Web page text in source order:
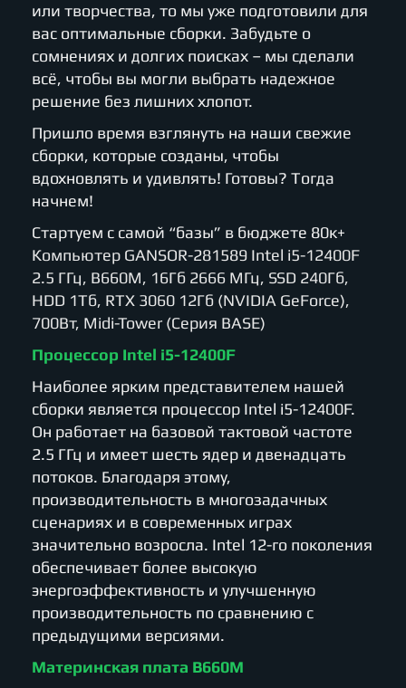
или творчества, то мы уже подготовили для
вас оптимальные сборки. Забудьте о
сомнениях и долгих поисках – мы сделали
всё, чтобы вы могли выбрать надежное
решение без лишних хлопот.
Пришло время взглянуть на наши свежие
сборки, которые созданы, чтобы
вдохновлять и удивлять! Готовы? Тогда
начнем!
Стартуем с самой “базы” в бюджете 80к+
Компьютер GANSOR-281589 Intel i5-12400F
2.5 ГГц, B660M, 16Гб 2666 МГц, SSD 240Гб,
HDD 1Тб, RTX 3060 12Гб (NVIDIA GeForce),
700Вт, Midi-Tower (Серия BASE)
Процессор Intel i5-12400F
Наиболее ярким представителем нашей
сборки является процессор Intel i5-12400F.
Он работает на базовой тактовой частоте
2.5 ГГц и имеет шесть ядер и двенадцать
потоков. Благодаря этому,
производительность в многозадачных
сценариях и в современных играх
значительно возросла. Intel 12-го поколения
обеспечивает более высокую
энергоэффективность и улучшенную
производительность по сравнению с
предыдущими версиями.
Материнская плата B660M